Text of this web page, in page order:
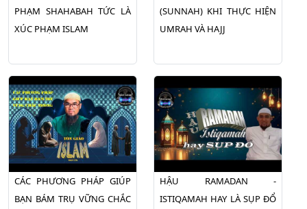
PHẠM SHAHABAH TỨC LÀ
XÚC PHẠM ISLAM
(SUNNAH) KHI THỰC HIỆN
UMRAH VÀ HAJJ
CÁC PHƯƠNG PHÁP GIÚP
BẠN BÁM TRỤ VỮNG CHẮC
HẬU RAMADAN -
ISTIQAMAH HAY LÀ SỤP ĐỔ